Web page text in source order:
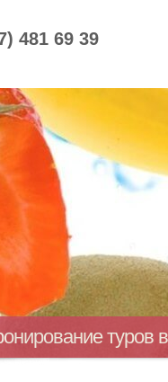
481 69 39